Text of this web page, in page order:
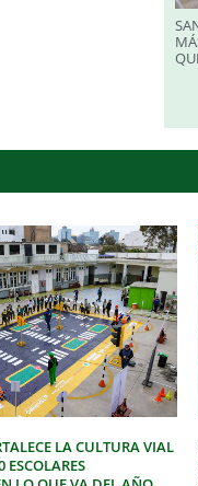
LA CULTURA VIAL
ESCOLARES